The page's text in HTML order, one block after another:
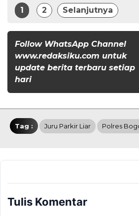
1
2 Selanjutnya
Follow WhatsApp Channel
www.redaksiku.com untuk
update berita terbaru setiap
hari
Tag : Juru Parkir Liar Polres
Tulis Komentar